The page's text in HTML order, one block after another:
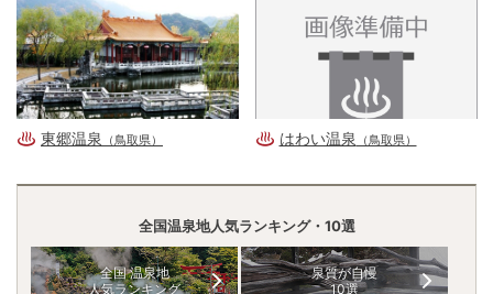
東郷温泉 （鳥取県） はわい温泉 （鳥取県）
全国温泉地人気ランキング・10選
全国 温泉地
人気ランキング
泉質が自慢
10選